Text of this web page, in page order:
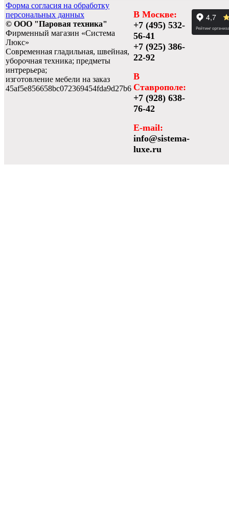
Форма согласия на обработку
персональных данных
© ООО "Паровая техника"
Фирменный магазин «Система
Люкс»
Современная гладильная, швейная,
уборочная техника; предметы
интрерьера;
изготовление мебели на заказ
45af5e856658bc072369454fda9d27b6
В Москве:
+7 (495) 532-
56-41
+7 (925) 386-
22-92
В
Ставрополе:
+7 (928) 638-
76-42
E-mail:
info@sistema-
luxe.ru